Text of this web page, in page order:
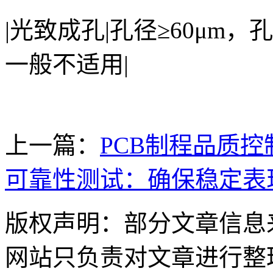
|光致成孔|孔径≥60μm，
一般不适用|
上一篇： PCB制程品质控
可靠性测试：确保稳定表
版权声明：部分文章信
网站只负责对文章进行